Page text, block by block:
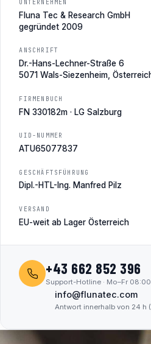
UNTERNEHMEN
Fluna Tec & Research GmbH
gegründet 2009
ANSCHRIFT
Dr.-Hans-Lechner-Straße 6
5071 Wals-Siezenheim,
FIRMENBUCH
FN 330182m · LG Salzburg
UID-NUMMER
ATU65077837
GESCHÄFTSFÜHRUNG
Dipl.-HTL-Ing. Manfred Pilz
VERSAND
EU-weit ab Lager Österreich
+43 662 852 396
Support-Hotline · Mo–Fr
info@flunatec.com
Antwort innerhalb von 24 h